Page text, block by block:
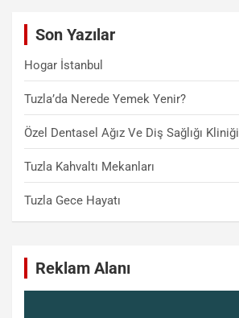
Son Yazılar
Hogar İstanbul
Tuzla’da Nerede Yemek Yenir?
Özel Dentasel Ağız Ve Diş Sağlığı Kliniği
Tuzla Kahvaltı Mekanları
Tuzla Gece Hayatı
Reklam Alanı